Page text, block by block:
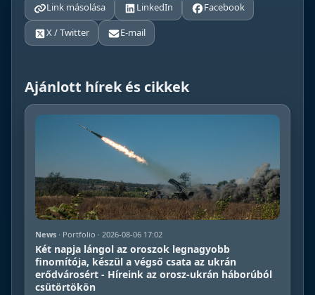
Link másolása LinkedIn
Facebook
X / Twitter
E-mail
Ajánlott hírek és cikkek
News · Portfolio · 2026-08-06 17:02
Két napja lángol az oroszok legnagyobb
finomítója, készül a végső csata az ukrán
erődvárosért - Híreink az orosz-ukrán háborúból
csütörtökön